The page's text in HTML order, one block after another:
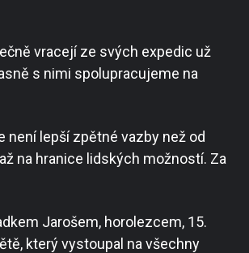
vracejí ze svých expedic už
s nimi spolupracujeme na
není lepší zpětné vazby než od
na hranice lidských možností. Za
Jarošem, horolezcem, 15.
který vystoupal na všechny